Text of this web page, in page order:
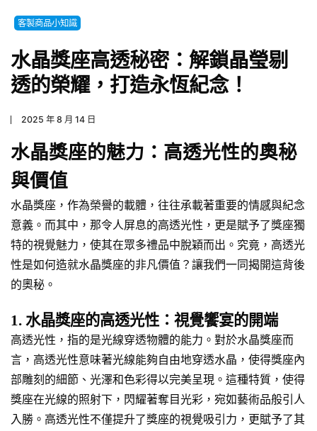
客製商品小知識
水晶獎座高透秘密：解鎖晶瑩剔
透的榮耀，打造永恆紀念！
2025 年 8 月 14 日
水晶獎座的魅力：高透光性的奧秘
與價值
水晶獎座，作為榮譽的載體，往往承載著重要的情感與紀念
意義。而其中，那令人屏息的高透光性，更是賦予了獎座獨
特的視覺魅力，使其在眾多禮品中脫穎而出。究竟，高透光
性是如何造就水晶獎座的非凡價值？讓我們一同揭開這背後
的奧秘。
1. 水晶獎座的高透光性：視覺饗宴的開端
高透光性，指的是光線穿透物體的能力。對於水晶獎座而
言，高透光性意味著光線能夠自由地穿透水晶，使得獎座內
部雕刻的細節、光澤和色彩得以完美呈現。這種特質，使得
獎座在光線的照射下，閃耀著奪目光彩，宛如藝術品般引人
入勝。高透光性不僅提升了獎座的視覺吸引力，更賦予了其